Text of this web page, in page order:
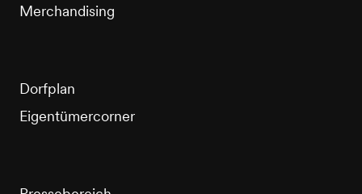
Merchandising
Dorfplan
Eigentümercorner